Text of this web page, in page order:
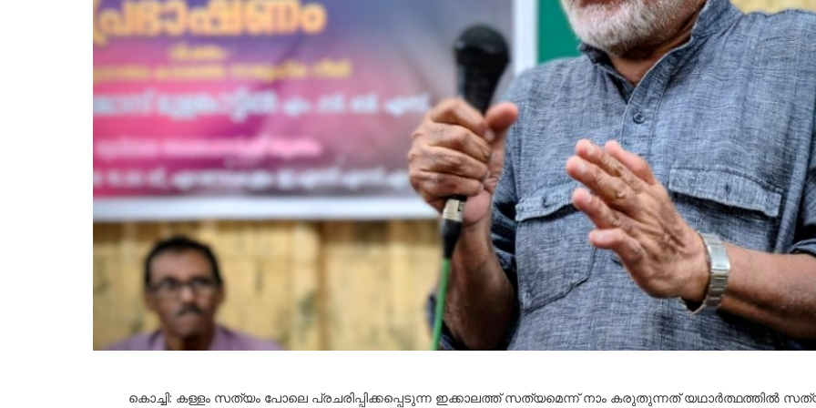
കൊച്ചി: കള്ളം സത്യം പോലെ പ്രചരിപ്പിക്കപ്പെടുന്ന ഇക്കാലത്ത് സത്യമെന്ന് നാം കരുതുന്നത് യഥാർത്ഥത്തിൽ